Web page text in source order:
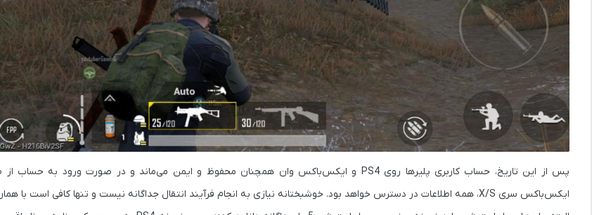
ایکس‌باکس سری X/S، همه اطلاعات در دسترس خواهد بود. خوشبختانه نیازی به انجام فرآیند انتقال جداگانه نیست و تنها کافی است با همان حساب وارد شوید.